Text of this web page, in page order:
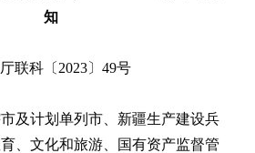
知
联科〔2023〕49号
及计划单列市、新疆生产建设兵
、文化和旅游、国有资产监督管